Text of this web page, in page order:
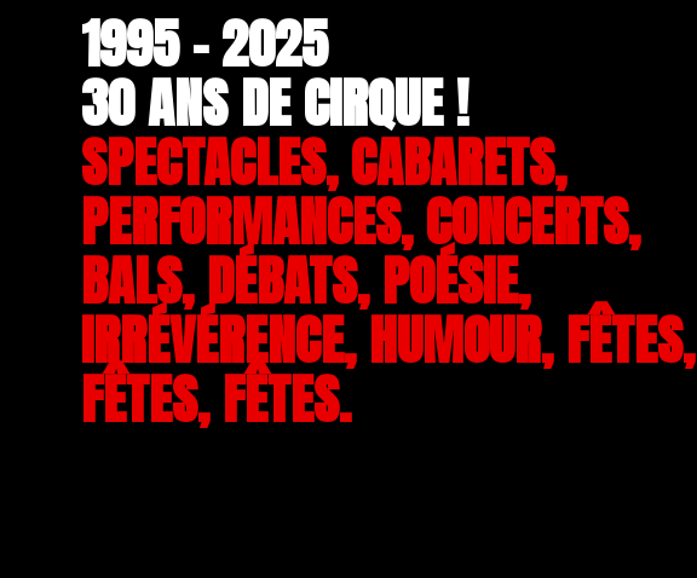
1995 - 2025
30 ANS DE CIRQUE !
SPECTACLES, CABARETS,
PERFORMANCES, CONCERTS,
BALS, DÉBATS, POÉSIE,
IRRÉVÉRENCE, HUMOUR, FÊTES,
FÊTES, FÊTES.